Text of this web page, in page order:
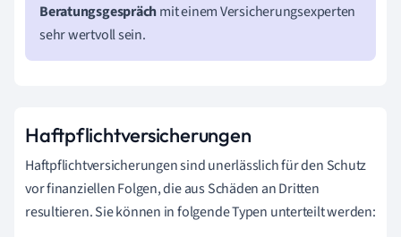
Beratungsgesprächmit einem Versicherungsexperten
sehr wertvoll sein.
Haftpflichtversicherungen
Haftpflichtversicherungen sind unerlässlich für den Schutz
vor finanziellen Folgen, die aus Schäden an Dritten
resultieren. Sie können in folgende Typen unterteilt werden: